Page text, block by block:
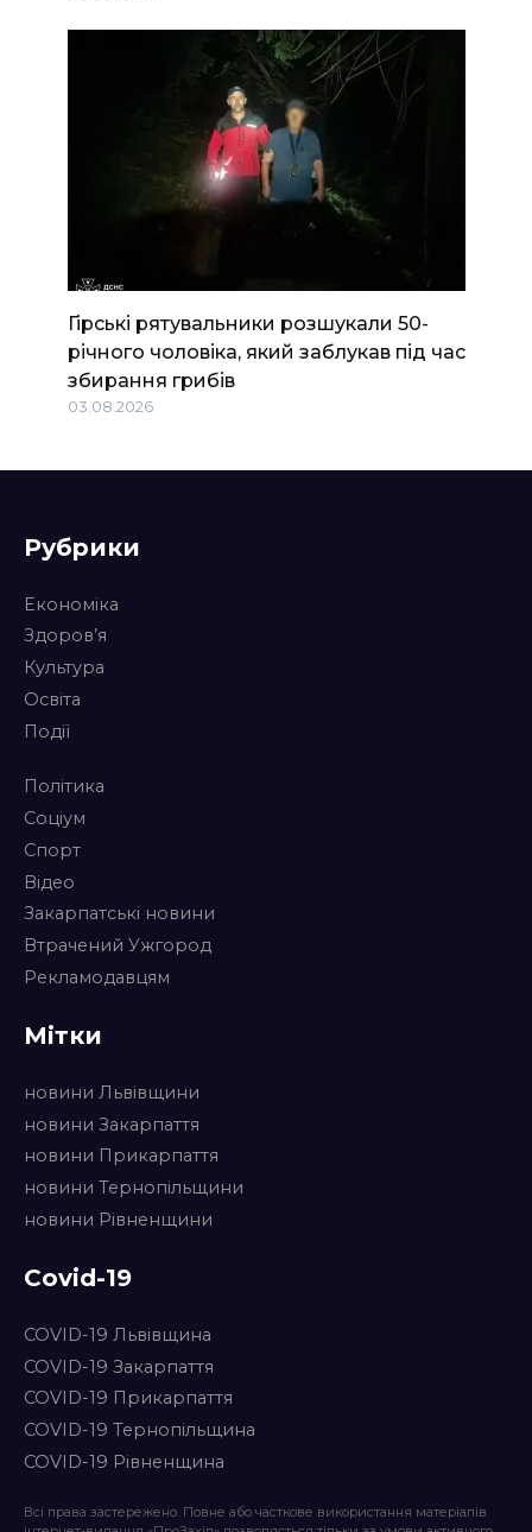
Гірські рятувальники розшукали 50-
річного чоловіка, який заблукав під час
збирання грибів
03.08.2026
Рубрики
Економіка
Здоров’я
Культура
Освіта
Події
Політика
Соціум
Спорт
Відео
Закарпатські новини
Втрачений Ужгород
Рекламодавцям
Мітки
новини Львівщини
новини Закарпаття
новини Прикарпаття
новини Тернопільщини
новини Рівненщини
Covid-19
COVID-19 Львівщина
COVID-19 Закарпаття
COVID-19 Прикарпаття
COVID-19 Тернопільщина
COVID-19 Рівненщина
Всі права застережено. Повне або часткове використання матеріалів